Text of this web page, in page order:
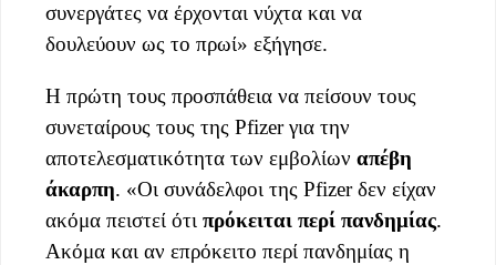
συνεργάτες να έρχονται νύχτα και να
δουλεύουν ως το πρωί» εξήγησε.
Η πρώτη τους προσπάθεια να πείσουν τους
συνεταίρους τους της Pfizer για την
αποτελεσματικότητα των εμβολίων απέβη
άκαρπη. «Οι συνάδελφοι της Pfizer δεν είχαν
ακόμα πειστεί ότι πρόκειται περί πανδημίας.
Ακόμα και αν επρόκειτο περί πανδημίας η